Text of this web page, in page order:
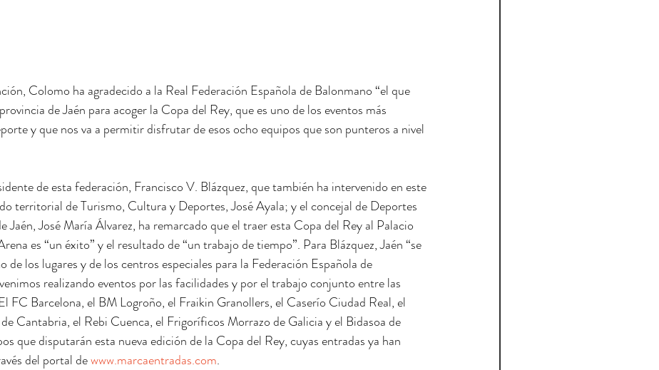
Colomo ha agradecido a la Real Federación Española de Balonmano “el que
de Jaén para acoger la Copa del Rey, que es uno de los eventos más
y que nos va a permitir disfrutar de esos ocho equipos que son punteros a nivel
de esta federación, Francisco V. Blázquez, que también ha intervenido en este
territorial de Turismo, Cultura y Deportes, José Ayala; y el concejal de Deportes
Jaén, José María Álvarez, ha remarcado que el traer esta Copa del Rey al Palacio
es “un éxito” y el resultado de “un trabajo de tiempo”. Para Blázquez, Jaén “se
de los lugares y de los centros especiales para la Federación Española de
realizando eventos por las facilidades y por el trabajo conjunto entre las
FC Barcelona, el BM Logroño, el Fraikin Granollers, el Caserío Ciudad Real, el
Cantabria, el Rebi Cuenca, el Frigoríficos Morrazo de Galicia y el Bidasoa de
que disputarán esta nueva edición de la Copa del Rey, cuyas entradas ya han
del portal de www.marcaentradas.com.